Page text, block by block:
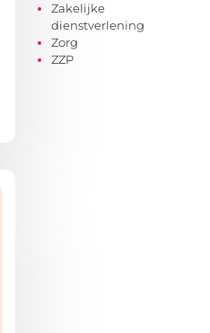
Zakelijke
dienstverlening
Zorg
ZZP